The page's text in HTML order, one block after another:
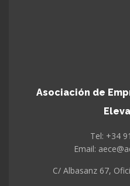
Asociación de
Tel: +34
Email:
C/ Albasanz 67,